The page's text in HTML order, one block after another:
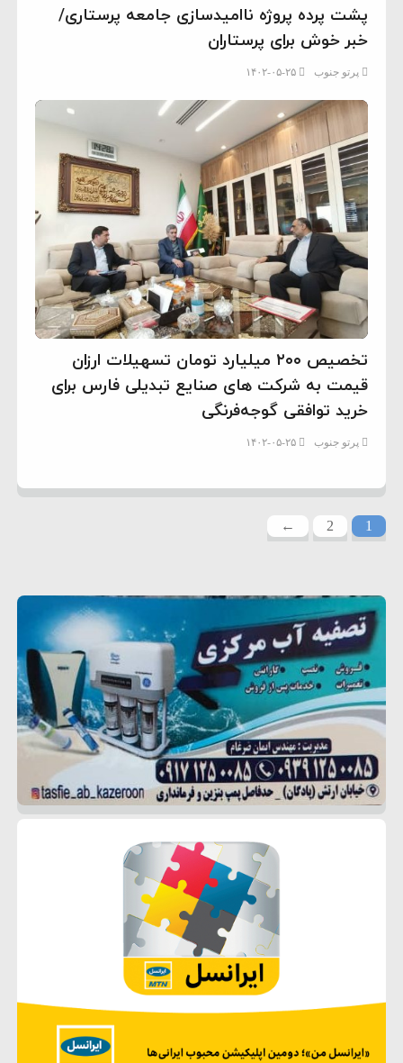
پشت پرده پروژه ناامیدسازی جامعه پرستاری/
خبر خوش برای پرستاران
پرتو جنوب ۱۴۰۲-۰۵-۲۵
تخصیص ۲۰۰ میلیارد تومان تسهیلات ارزان
قیمت به شرکت های صنایع تبدیلی فارس برای
خرید توافقی گوجه‌فرنگی
پرتو جنوب ۱۴۰۲-۰۵-۲۵
1
2
←